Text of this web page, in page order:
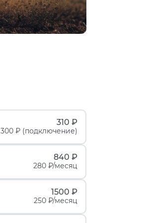
310 ₽
300 ₽ (подключение)
840 ₽
280 ₽/месяц
1500 ₽
250 ₽/месяц